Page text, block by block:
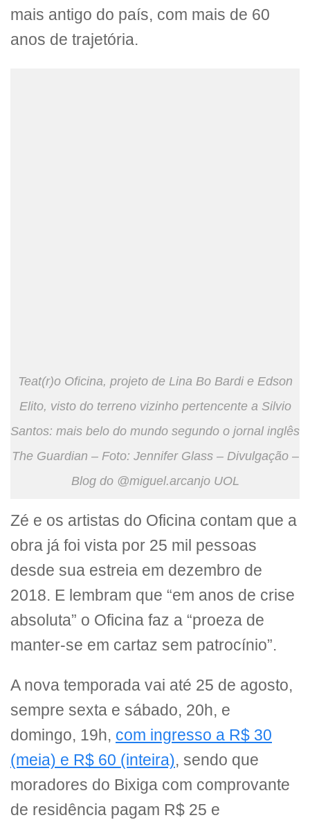
mais antigo do país, com mais de 60
anos de trajetória.
Teat(r)o Oficina, projeto de Lina Bo Bardi e Edson
Elito, visto do terreno vizinho pertencente a Silvio
Santos: mais belo do mundo segundo o jornal inglês
The Guardian – Foto: Jennifer Glass – Divulgação –
Blog do @miguel.arcanjo UOL
Zé e os artistas do Oficina contam que a
obra já foi vista por 25 mil pessoas
desde sua estreia em dezembro de
2018. E lembram que “em anos de crise
absoluta” o Oficina faz a “proeza de
manter-se em cartaz sem patrocínio”.
A nova temporada vai até 25 de agosto,
sempre sexta e sábado, 20h, e
domingo, 19h, com ingresso a R$ 30
(meia) e R$ 60 (inteira), sendo que
moradores do Bixiga com comprovante
de residência pagam R$ 25 e